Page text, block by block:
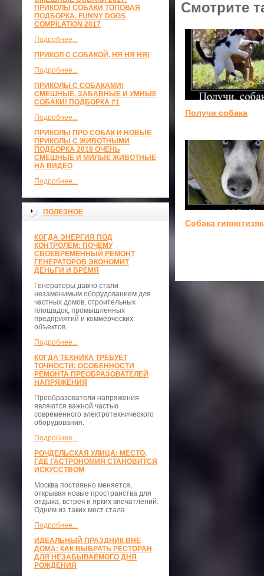
ПРИКОЛЫ СОБАКИ ТОПОВАЯ
ПОДБОРКА. FUNNY DOGS
COMPILATION 2017
Подробнее...
ПРИКОЛ С СОБАКОЙ, НЯ НЯ НЯ)
Подробнее...
ПРИКОЛЫ С СОБАКАМИ!
СМЕШНЫЕ, ЗАБАВНЫЕ И УМНЫЕ
СОБАКИ! ПОДБОРКА #1
Подробнее...
ПРИКОЛЫ ПРО СОБАК И НОВЫЕ
ПРИКОЛЫ С ЖИВОТНЫМИ
ПОДБОРКА 2018 ОЧЕНЬ
СМЕШНЫЕ И МИЛЫЕ ЖИВОТНЫЕ
НА ВИДЕО
Подробнее...
ПОЛЕЗНОЕ
КОГДА ЭНЕРГИЯ ПОД
КОНТРОЛЕМ: ПОЧЕМУ
СВОЕВРЕМЕННЫЙ РЕМОНТ
ГЕНЕРАТОРОВ ЭКОНОМИТ
ДЕНЬГИ И ВРЕМЯ
Генераторы давно стали
незаменимым оборудованием для
частных домов, строительных
площадок, промышленных
предприятий и коммерческих
объектов.
Подробнее...
КОГДА ТЕХНИКА ТРЕБУЕТ
ТОЧНОСТИ: ОСОБЕННОСТИ
РЕМОНТА ПРЕОБРАЗОВАТЕЛЕЙ
НАПРЯЖЕНИЯ
Преобразователи напряжения
являются важной частью
современного электротехнического
оборудования.
Подробнее...
РОЧДЕЛЬСКАЯ УЛИЦА: МЕСТО,
ГДЕ ГАСТРОНОМИЯ СТАНОВИТСЯ
ИСКУССТВОМ
Москва постоянно меняется,
открывая новые пространства для
отдыха, встреч и ярких впечатлений.
Одним из таких мест стала
Подробнее...
ИДЕАЛЬНЫЙ ПРАЗДНИК ВНЕ
ДОМА: КАК ВЫБРАТЬ РЕСТОРАН
ДЛЯ НЕЗАБЫВАЕМОГО ДНЯ
РОЖДЕНИЯ
Смотрите
Получи собака
Собака